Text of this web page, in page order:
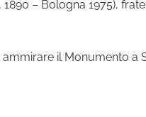
– Bologna 1975),
il Monumento a